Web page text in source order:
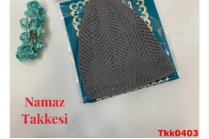
%20 İndirim